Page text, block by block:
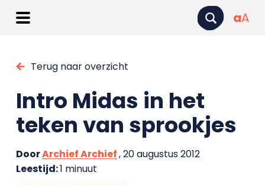
aA
Terug naar overzicht
Intro Midas in het
teken van sprookjes
DoorArchief Archief, 20 augustus 2012
Leestijd:1 minuut